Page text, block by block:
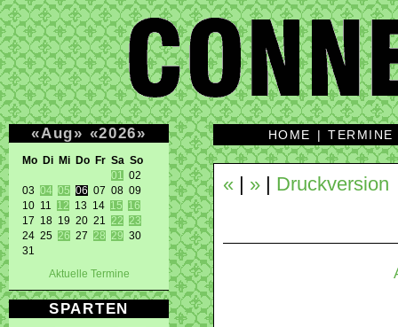
«Aug» «2026»
Mo Di Mi Do Fr Sa So
01
02
03 04 05 06 07 08 09
10 11 12 13 14 15
16
17 18 19 20 21 22
23
24 25 26 27 28 29 30
31
Aktuelle Termine
SPARTEN
HOME |TERMINE
« » Druckversion